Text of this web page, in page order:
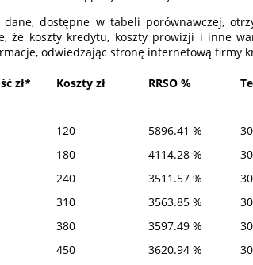
dane, dostępne w tabeli porównawczej,
że koszty kredytu, koszty prowizji i inne
odwiedzając stronę internetową firmy
zł* Koszty zł RRSO %
120 5896.41 %
30
180 4114.28 %
30
240 3511.57 %
30
310 3563.85 %
30
380 3597.49 %
30
450 3620.94 %
30